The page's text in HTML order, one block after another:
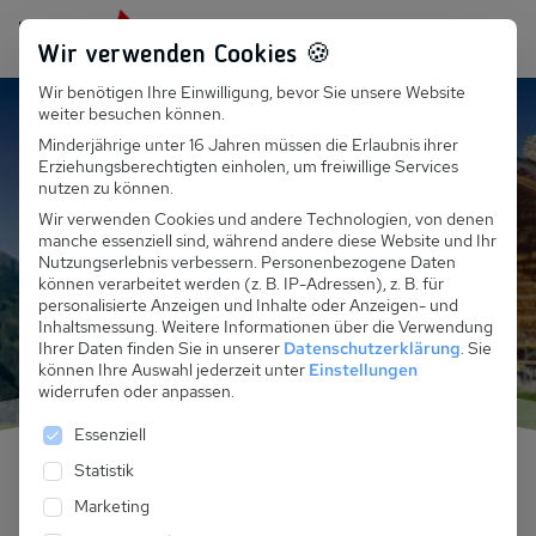
Persönlich für dich da: +49 251 899 050
Suchfeld
Suchen
Haus Panorama Alpen
Urlaub mit
Panoramablick in der
Schweiz im Sommer
Wir verwenden Cookies 🍪
Wir benötigen Ihre Einwilligung, bevor Sie unsere Website
weiter besuchen können.
Minderjährige unter 16 Jahren müssen die Erlaubnis ihrer
Erziehungsberechtigten einholen, um freiwillige Services
nutzen zu können.
Wir verwenden Cookies und andere Technologien, von denen
manche essenziell sind, während andere diese Website und Ihr
Nutzungserlebnis verbessern. Personenbezogene Daten
können verarbeitet werden (z. B. IP-Adressen), z. B. für
personalisierte Anzeigen und Inhalte oder Anzeigen- und
Inhaltsmessung. Weitere Informationen über die Verwendung
Ihrer Daten finden Sie in unserer Datenschutzerklärung. Sie
können Ihre Auswahl jederzeit unter Einstellungen
widerrufen oder anpassen.
Es folgt eine Liste der Service-Gruppen, für die
Essenziell
Statistik
Marketing